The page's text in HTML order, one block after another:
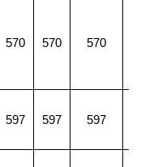
570 570 570
597 597 597